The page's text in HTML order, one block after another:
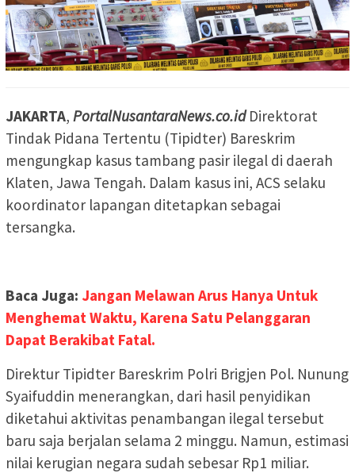
JAKARTA, PortalNusantaraNews.co.idDirektorat
Tindak Pidana Tertentu (Tipidter) Bareskrim
mengungkap kasus tambang pasir ilegal di daerah
Klaten, Jawa Tengah. Dalam kasus ini, ACS selaku
koordinator lapangan ditetapkan sebagai
tersangka.
Baca Juga: Jangan Melawan Arus Hanya Untuk
Menghemat Waktu, Karena Satu Pelanggaran
Dapat Berakibat Fatal.
Direktur Tipidter Bareskrim Polri Brigjen Pol. Nunung
Syaifuddin menerangkan, dari hasil penyidikan
diketahui aktivitas penambangan ilegal tersebut
baru saja berjalan selama 2 minggu. Namun, estimasi
nilai kerugian negara sudah sebesar Rp1 miliar.